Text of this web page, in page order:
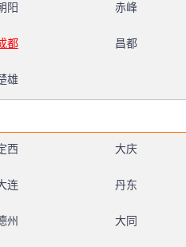
阳 赤峰
都 昌都
雄
西 大庆
连 丹东
州 大同